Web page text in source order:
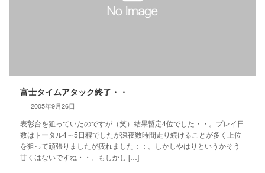
富士タイムアタック終了・・
2005年9月26日
表彰台を狙っていたのですが（笑）結果暫定4位でした・・。プレイ日
数はトータル4～5日程でしたが深夜数時間走り続けることが多く上位
を狙って頑張りましたが疲れました；；。しかしやはりというかそう
甘くはないですね・・。もしかし […]